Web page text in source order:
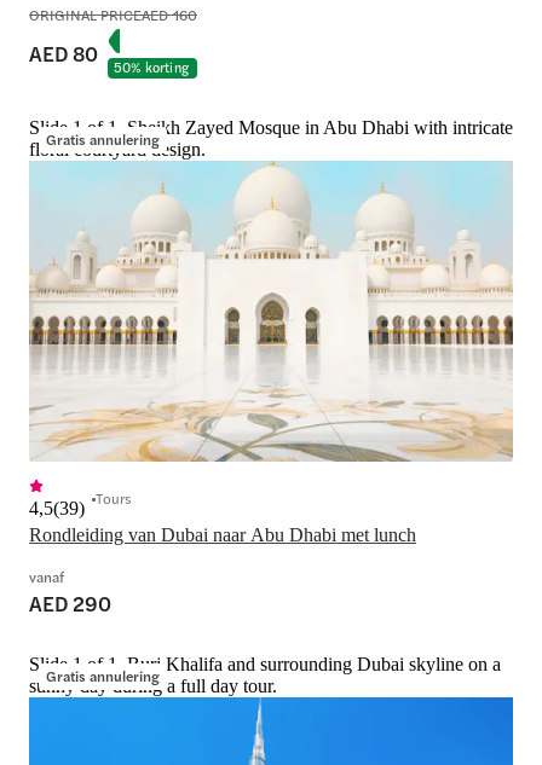
ORIGINAL PRICEAED 160
AED 80 50% korting
Gratis annulering
Slide 1 of 1, Sheikh Zayed Mosque in Abu Dhabi with intricate
floral courtyard design.
Rondleiding van Dubai naar Abu Dhabi met lunch
4,5(39) Tours
vanaf
AED 290
Gratis annulering
Slide 1 of 1, Burj Khalifa and surrounding Dubai skyline on a
sunny day during a full day tour.